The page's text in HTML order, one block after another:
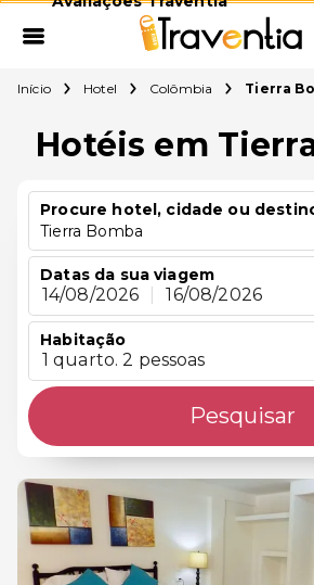
Início Hotel Colômbia Tierra
Hotéis em
Procure hotel, cidade ou
Tierra Bomba
Datas da sua viagem
14/08/2026 16/08/2026
Habitação
1 quarto. 2 pessoas
Pesquisar